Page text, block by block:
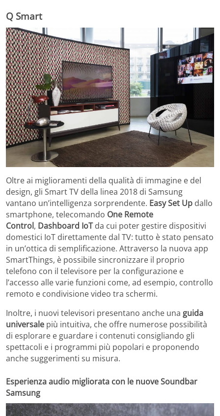
Q Smart
Oltre ai miglioramenti della qualità di immagine e del
design, gli Smart TV della linea 2018 di Samsung
vantano un’intelligenza sorprendente. Easy Set Up dallo
smartphone, telecomando One Remote
Control, Dashboard IoTda cui poter gestire dispositivi
domestici IoT direttamente dal TV: tutto è stato pensato
in un’ottica di semplificazione. Attraverso la nuova app
SmartThings, è possibile sincronizzare il proprio
telefono con il televisore per la configurazione e
l’accesso alle varie funzioni come, ad esempio, controllo
remoto e condivisione video tra schermi.
Inoltre, i nuovi televisori presentano anche una guida
universale più intuitiva, che offre numerose possibilità
di esplorare e guardare i contenuti consigliando gli
spettacoli e i programmi più popolari e proponendo
anche suggerimenti su misura.
Esperienza audio migliorata con le nuove Soundbar
Samsung